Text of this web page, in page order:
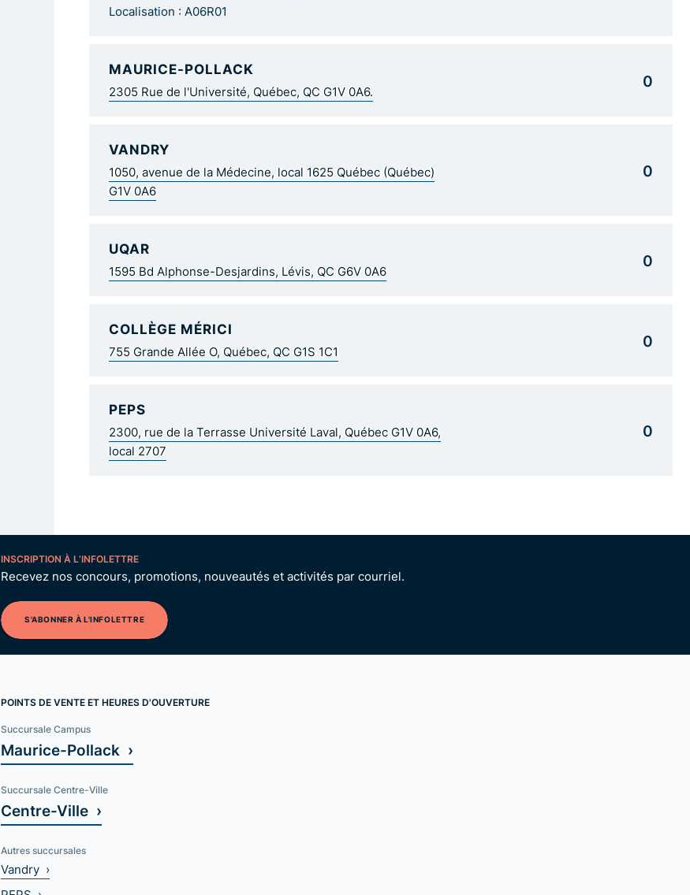
Localisation : A06R01
MAURICE-POLLACK
2305 Rue de l'Université, Québec, QC G1V 0A6.
0
VANDRY
1050, avenue de la Médecine, local 1625 Québec (Québec)
G1V 0A6
0
UQAR
1595 Bd Alphonse-Desjardins, Lévis, QC G6V 0A6
0
COLLÈGE MÉRICI
755 Grande Allée O, Québec, QC G1S 1C1
0
PEPS
2300, rue de la Terrasse Université Laval, Québec G1V 0A6,
local 2707
0
INSCRIPTION À L’INFOLETTRE
Recevez nos concours, promotions, nouveautés et activités par courriel.
S'ABONNER À L'INFOLETTRE
POINTS DE VENTE ET HEURES D'OUVERTURE
Succursale Campus
Maurice-Pollack ›
Succursale Centre-Ville
Centre-Ville ›
Autres succursales
Vandry ›